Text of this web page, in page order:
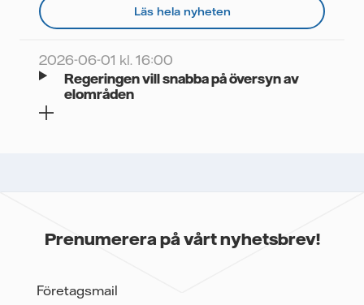
Läs hela nyheten
2026-06-01 kl. 16:00
Regeringen vill snabba på översyn av
elområden
Prenumerera på vårt nyhetsbrev!
Företagsmail